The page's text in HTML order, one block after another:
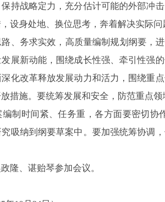
持战略定力，充分估计可能的外部冲
设身处地、换位思考，奔着解决实际问
、务求实效，高质量编制规划纲要，
展新动能，围绕成长性强、牵引性强
化改革释放发展动力和活力，围绕重
措施。要统筹发展和安全，防范重点领
制时间紧、任务重，各方面要密切
吸纳到纲要草案中。要加强统筹协调
隆、谌贻琴参加会议。